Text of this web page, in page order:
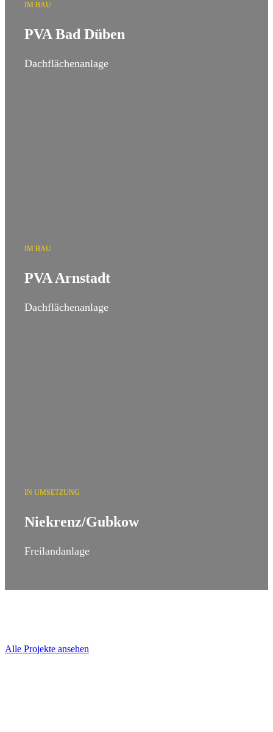
IM BAU
PVA Bad Düben
Dachflächenanlage
IM BAU
PVA Arnstadt
Dachflächenanlage
IN UMSETZUNG
Niekrenz/Gubkow
Freilandanlage
Alle Projekte ansehen